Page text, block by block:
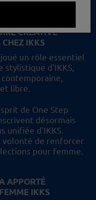
CRÉATIVE
IKKS
un rôle essentiel
stylistique d'IKKS,
libre.
de One Step
désormais
unifiée d'IKKS.
volonté de renforcer
pour femme.
APPORTÉ
IKKS